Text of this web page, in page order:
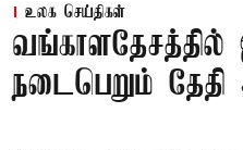
உலக செய்திகள்
வங்காளதேசத்தில்
நடைபெறும் தேதி